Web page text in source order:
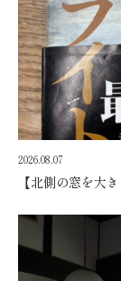
2026.08.07
【北側の窓を大